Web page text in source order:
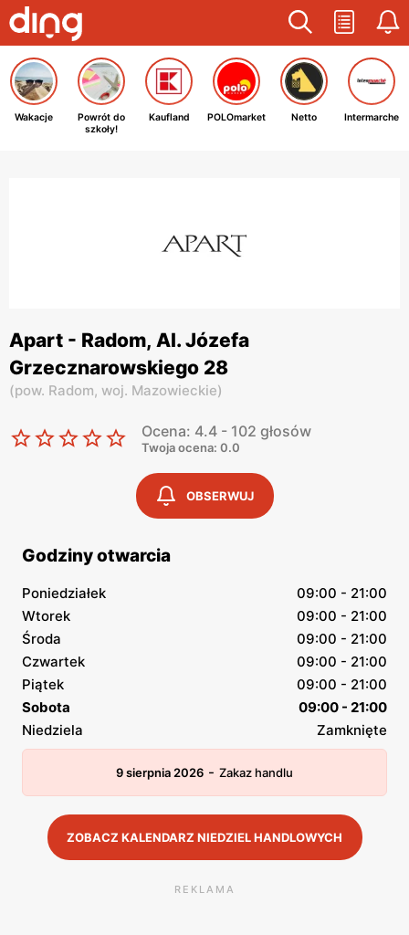
Wakacje
Powrót do
szkoły!
Kaufland POLOmarket Netto Intermarche
Apart - Radom, Al. Józefa
Grzecznarowskiego 28
(pow. Radom, woj. Mazowieckie)
Ocena: 4.4 - 102 głosów
Twoja ocena: 0.0
OBSERWUJ
Godziny otwarcia
Poniedziałek
09:00 - 21:00
Wtorek
09:00 - 21:00
Środa
09:00 - 21:00
Czwartek
09:00 - 21:00
Piątek
09:00 - 21:00
Sobota
09:00 - 21:00
Niedziela
Zamknięte
9 sierpnia 2026 - Zakaz handlu
ZOBACZ KALENDARZ NIEDZIEL HANDLOWYCH
REKLAMA